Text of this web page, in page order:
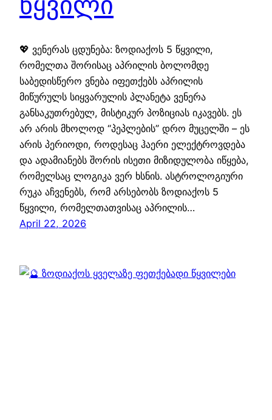
💖 ვენერას ცდუნება: ზოდიაქოს 5 წყვილი,
რომელთა შორისაც აპრილის ბოლომდე
საბედისწერო ვნება იფეთქებს აპრილის
მიწურულს სიყვარულის პლანეტა ვენერა
განსაკუთრებულ, მისტიკურ პოზიციას იკავებს. ეს
არ არის მხოლოდ “პეპლების” დრო მუცელში – ეს
არის პერიოდი, როდესაც ჰაერი ელექტროვდება
და ადამიანებს შორის ისეთი მიზიდულობა იწყება,
რომელსაც ლოგიკა ვერ ხსნის. ასტროლოგიური
რუკა აჩვენებს, რომ არსებობს ზოდიაქოს 5
წყვილი, რომელთათვისაც აპრილის…
April 22, 2026